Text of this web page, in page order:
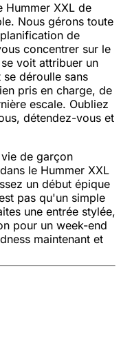
Hummer XXL de
Nous gérons toute
de
concentrer sur le
voit attribuer un
déroulle sans
pris en charge, de
escale. Oubliez
détendez-vous et
de garçon
le Hummer XXL
un début épique
pas qu'un simple
une entrée stylée,
pour un week-end
maintenant et